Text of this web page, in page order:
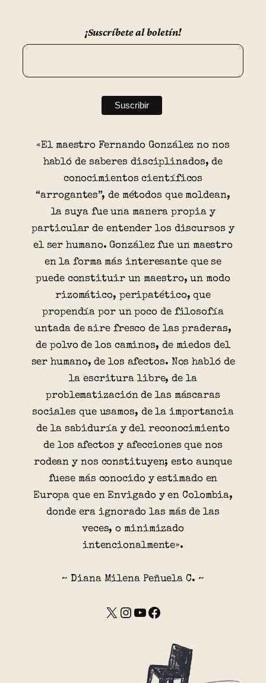
¡Suscríbete al boletín!
«El maestro Fernando González no nos
habló de saberes disciplinados, de
conocimientos científicos
“arrogantes”, de métodos que moldean,
la suya fue una manera propia y
particular de entender los discursos y
el ser humano. González fue un maestro
en la forma más interesante que se
puede constituir un maestro, un modo
rizomático, peripatético, que
propendía por un poco de filosofía
untada de aire fresco de las praderas,
de polvo de los caminos, de miedos del
ser humano, de los afectos. Nos habló de
la escritura libre, de la
problematización de las máscaras
sociales que usamos, de la importancia
de la sabiduría y del reconocimiento
de los afectos y afecciones que nos
rodean y nos constituyen; esto aunque
fuese más conocido y estimado en
Europa que en Envigado y en Colombia,
donde era ignorado las más de las
veces, o minimizado
intencionalmente».
~ Diana Milena Peñuela C. ~
X Instagram YouTube Facebook